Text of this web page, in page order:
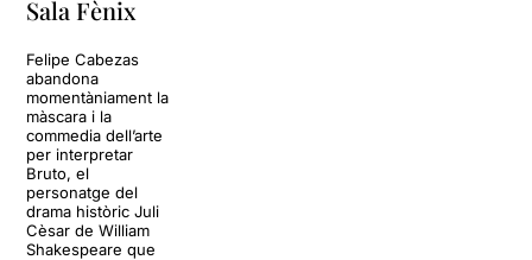
Sala Fènix
Felipe Cabezas
abandona
momentàniament la
màscara i la
commedia dell’arte
per interpretar
Bruto, el
personatge del
drama històric Juli
Cèsar de William
Shakespeare que